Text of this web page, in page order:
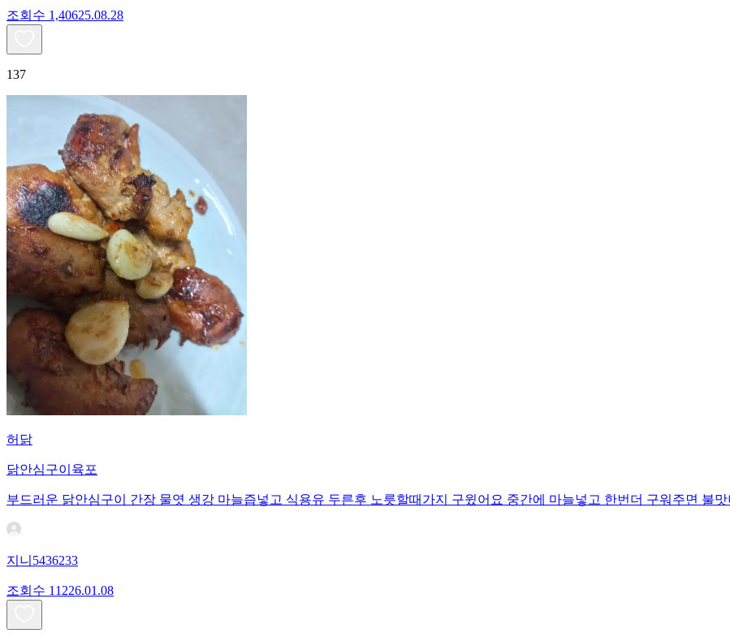
조회수 1,40625.08.28
137
허닭
닭안심구이육포
부드러운 닭안심구이 간장 물엿 생강 마늘즙넣고 식용유 두른후 노릇할때가지 구윘어요 중간에 마늘넣고 한번더 구워주면 불
지니5436233
조회수 11226.01.08